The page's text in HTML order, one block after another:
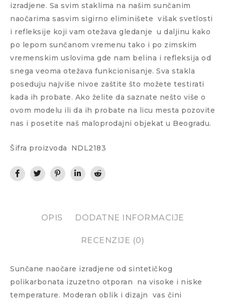
izradjene. Sa svim staklima na našim sunčanim
naočarima sasvim sigirno eliminišete višak svetlosti
i refleksije koji vam otežava gledanje u daljinu kako
po lepom sunčanom vremenu tako i po zimskim
vremenskim uslovima gde nam belina i refleksija od
snega veoma otežava funkcionisanje. Sva stakla
poseduju najviše nivoe zaštite što možete testirati
kada ih probate. Ako želite da saznate nešto više o
ovom modelu ili da ih probate na licu mesta pozovite
nas i posetite naš maloprodajni objekat u Beogradu.
Šifra proizvoda NDL2183
OPIS DODATNE INFORMACIJE
RECENZIJE (0)
Sunčane naočare izradjene od sintetičkog
polikarbonata izuzetno otporan
na visoke i niske
temperature. Moderan oblik i dizajn
vas čini